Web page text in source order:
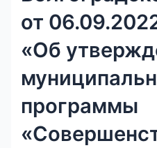
от
«Об
программы